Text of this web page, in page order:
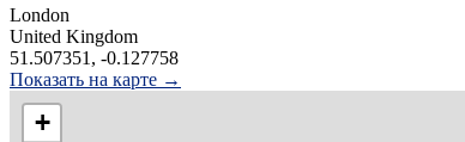
London
United Kingdom
51.507351, -0.127758
Показать на карте →
+